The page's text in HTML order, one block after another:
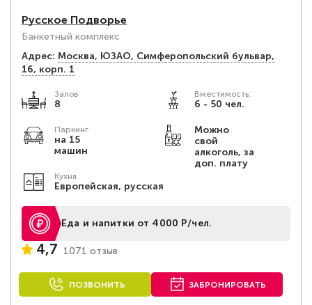
Русское Подворье
Банкетный комплекс
Адрес: Москва, ЮЗАО, Симферопольский бульвар,
16, корп. 1
Залов
8
Вместимость:
6 - 50 чел.
Паркинг
на 15
машин
Можно
свой
алкоголь, за
доп. плату
Кухня
Европейская, русская
Еда и напитки от 4000 Р/чел.
4,7 1071 отзыв
ПОЗВОНИТЬ ЗАБРОНИРОВАТЬ